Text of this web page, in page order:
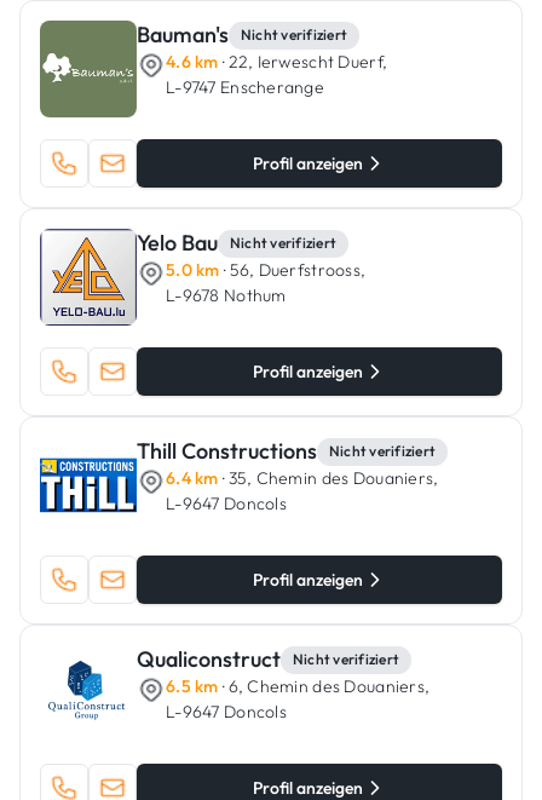
Bauman's Nicht verifiziert
4.6 km · 22, Ierwescht Duerf,
L-9747 Enscherange
Profil anzeigen
Yelo Bau Nicht verifiziert
5.0 km · 56, Duerfstrooss,
L-9678 Nothum
Profil anzeigen
Thill Constructions Nicht verifiziert
6.4 km · 35, Chemin des Douaniers,
L-9647 Doncols
Profil anzeigen
Qualiconstruct Nicht verifiziert
6.5 km · 6, Chemin des Douaniers,
L-9647 Doncols
Profil anzeigen